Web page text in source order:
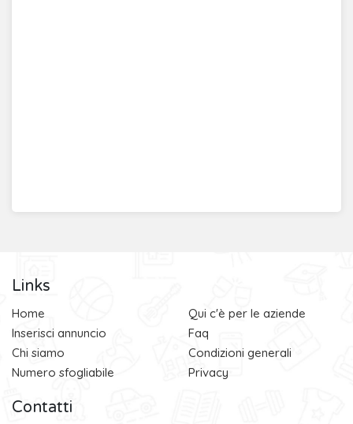
Links
Home
Inserisci annuncio
Chi siamo
Numero sfogliabile
Qui c'è per le aziende
Faq
Condizioni generali
Privacy
Contatti